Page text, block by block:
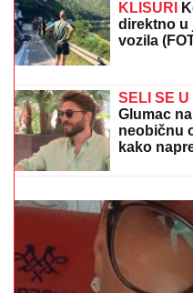
direktno u
vozila